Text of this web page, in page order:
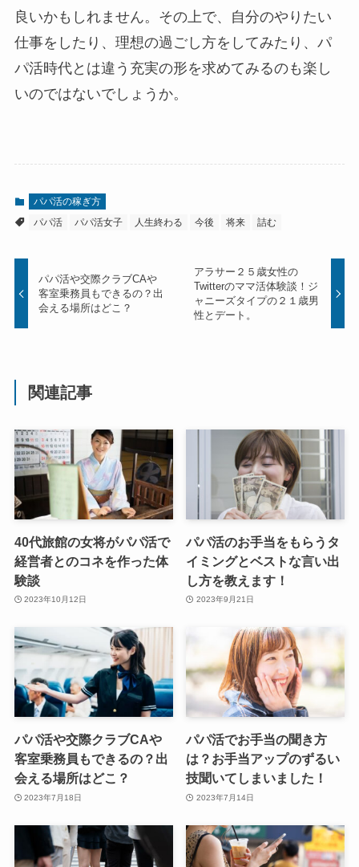
良いかもしれません。その上で、自分のやりたい
仕事をしたり、理想の過ごし方をしてみたり、パ
パ活時代とは違う充実の形を求めてみるのも楽し
いのではないでしょうか。
パパ活の稼ぎ方
パパ活
パパ活女子 人生終わる 今後 将来 詰む
パパ活や交際クラブCAや
客室乗務員もできるの？出
会える場所はどこ？
アラサー２５歳女性の
Twitterのママ活体験談！ジ
ャニーズタイプの２１歳男
性とデート。
関連記事
40代旅館の女将がパパ活で
経営者とのコネを作った体
験談
2023年10月12日
パパ活のお手当をもらうタ
イミングとベストな言い出
し方を教えます！
2023年9月21日
パパ活や交際クラブCAや
客室乗務員もできるの？出
会える場所はどこ？
2023年7月18日
パパ活でお手当の聞き方
は？お手当アップのずるい
技聞いてしまいました！
2023年7月14日